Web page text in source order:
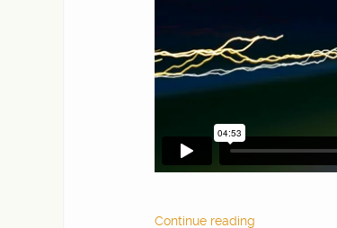
Continue reading